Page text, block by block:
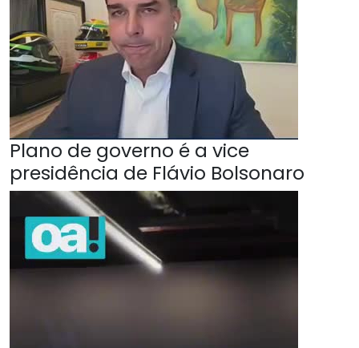
Plano de governo é a vice
presidência de Flávio Bolsonaro